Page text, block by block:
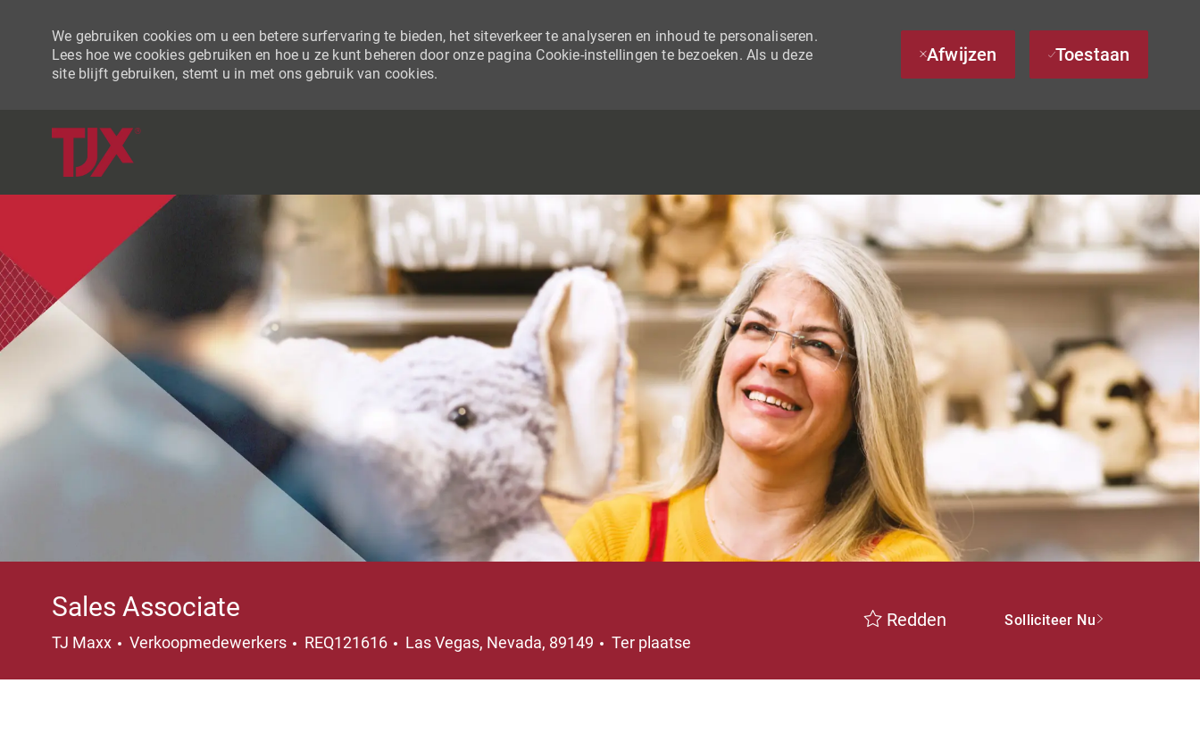
We gebruiken cookies om u een betere surfervaring te bieden, het siteverkeer te analyseren en inhoud te personaliseren.
Lees hoe we cookies gebruiken en hoe u ze kunt beheren door onze pagina Cookie-instellingen te bezoeken. Als u deze
site blijft gebruiken, stemt u in met ons gebruik van cookies.
Afwijzen Toestaan
Sales Associate
TJ Maxx Categorie
Verkoopmedewerkers REQ121616 Plaats
Las Vegas, Nevada, 89149 Ter plaatse
Redden Solliciteer Nu